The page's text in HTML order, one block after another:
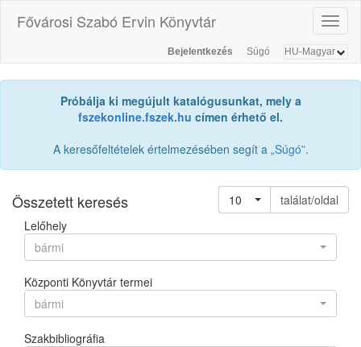
Fővárosi Szabó Ervin Könyvtár
Bejelentkezés Súgó
Próbálja ki megújult katalógusunkat, mely a
fszekonline.fszek.hu címen érhető el.
A keresőfeltételek értelmezésében segít a „Súgó”.
Összetett keresés 10
találat/oldal
Lelőhely
bármi
Központi Könyvtár termei
bármi
Szakbibliográfia